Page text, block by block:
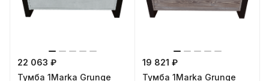
22 063 ₽
Тумба 1Marka Grunge
19 821 ₽
Тумба 1Marka Grunge